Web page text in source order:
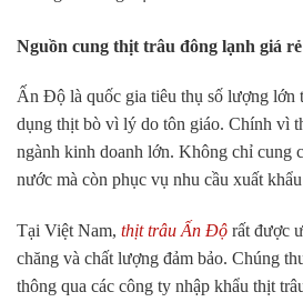
Nguồn cung thịt trâu đông lạnh giá rẻ
Ấn Độ là quốc gia tiêu thụ số lượng lớn
dụng thịt bò vì lý do tôn giáo. Chính vì
ngành kinh doanh lớn. Không chỉ cung
nước mà còn phục vụ nhu cầu xuất
Tại Việt Nam, thịt trâu Ấn Độ rất được
chăng và chất lượng đảm bảo. Chúng
thông qua các công ty nhập khẩu thịt